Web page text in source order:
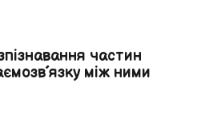
частин
між ними